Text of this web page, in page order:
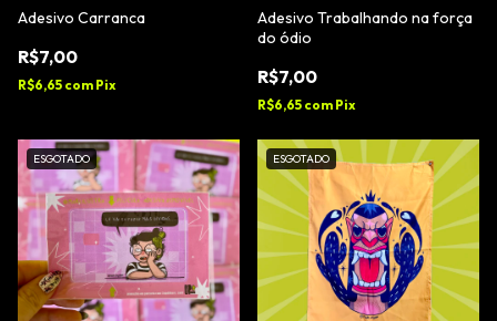
Adesivo Carranca
R$7,00
R$6,65 com Pix
Adesivo Trabalhando na força
do ódio
R$7,00
R$6,65 com Pix
ESGOTADO ESGOTADO